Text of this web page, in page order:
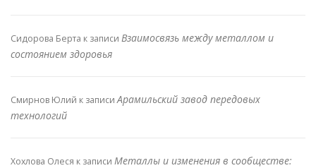
Сидорова Берта к записи Взаимосвязь между металлом и
состоянием здоровья
Смирнов Юлий к записиАрамильский завод передовых
технологий
Хохлова Олеся к записи Металлы и изменения в сообществе: